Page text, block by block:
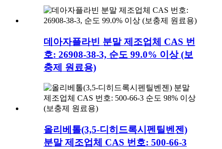
데아자플라빈 분말 제조업체 CAS 번
호: 26908-38-3, 순도 99.0% 이상 (보
충제 원료용)
올리베톨(3,5-디히드록시펜틸벤젠)
분말 제조업체 CAS 번호: 500-66-3